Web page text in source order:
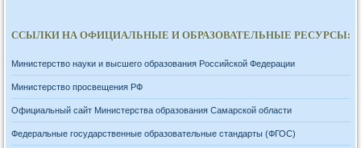
ССЫЛКИ НА ОФИЦИАЛЬНЫЕ И ОБРАЗОВАТЕЛЬНЫЕ РЕСУРСЫ:
Министерство науки и высшего образования Российской Федерации
Министерство просвещения РФ
Официальный сайт Министерства образования Самарской области
Федеральные государственные образовательные стандарты (ФГОС)